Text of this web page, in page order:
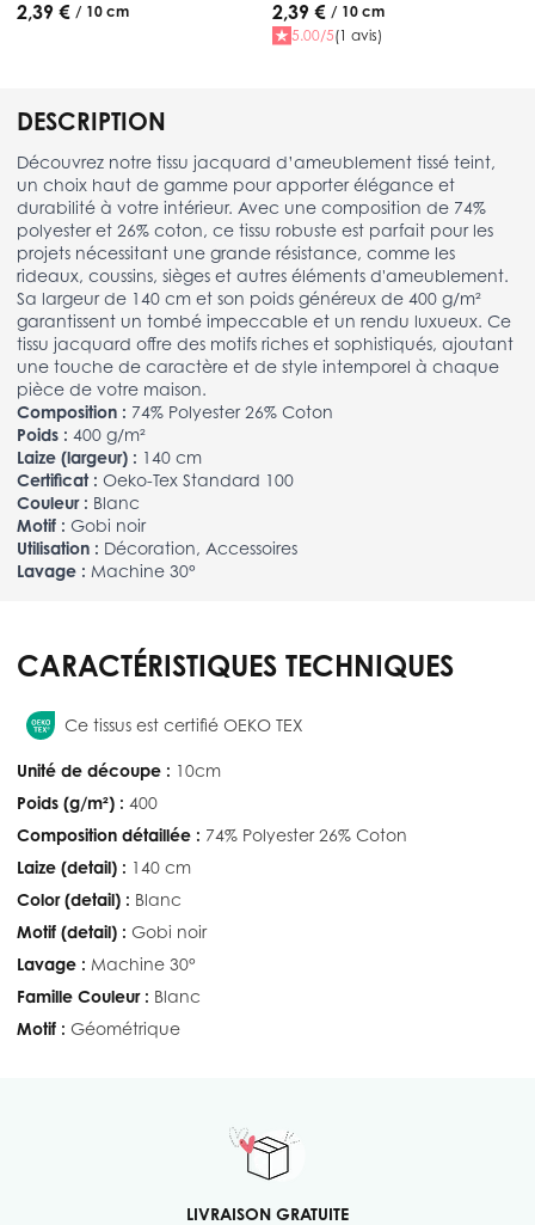
DESCRIPTION
Découvrez notre tissu jacquard d’ameublement tissé teint,
un choix haut de gamme pour apporter élégance et
durabilité à votre intérieur. Avec une composition de 74%
polyester et 26% coton, ce tissu robuste est parfait pour les
projets nécessitant une grande résistance, comme les
rideaux, coussins, sièges et autres éléments d'ameublement.
Sa largeur de 140 cm et son poids généreux de 400 g/m²
garantissent un tombé impeccable et un rendu luxueux. Ce
tissu jacquard offre des motifs riches et sophistiqués, ajoutant
une touche de caractère et de style intemporel à chaque
pièce de votre maison.
Composition : 74% Polyester 26% Coton
Poids : 400 g/m²
Laize (largeur) : 140 cm
Certificat : Oeko-Tex Standard 100
Couleur : Blanc
Motif : Gobi noir
Utilisation : Décoration, Accessoires
Lavage : Machine 30°
2,39 € / 10 cm 2,39 € / 10 cm
5.00/5(1 avis)
CARACTÉRISTIQUES TECHNIQUES
Ce tissus est certifié OEKO TEX
Unité de découpe : 10cm
Poids (g/m²) : 400
Composition détaillée : 74% Polyester 26% Coton
Laize (detail) : 140 cm
Color (detail) : Blanc
Motif (detail) : Gobi noir
Lavage : Machine 30°
Famille Couleur : Blanc
Motif : Géométrique
LIVRAISON GRATUITE